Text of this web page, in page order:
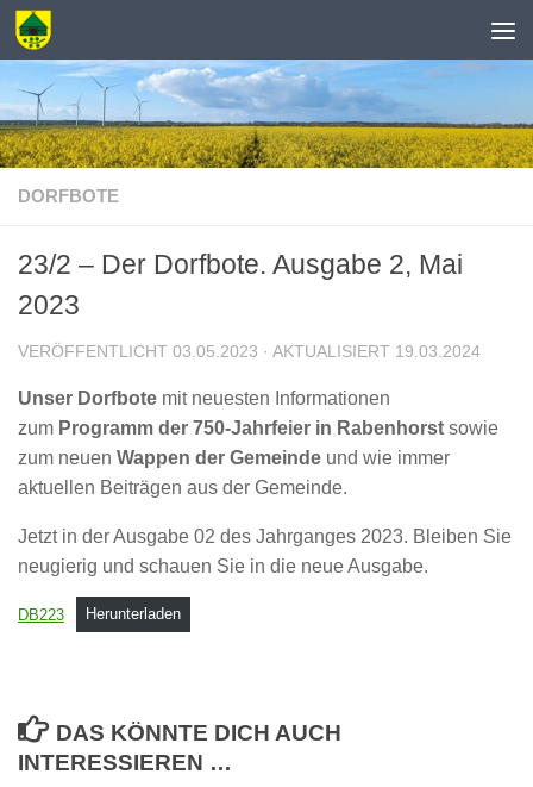
Zum Inhalt springen
DORFBOTE
23/2 – Der Dorfbote. Ausgabe 2, Mai
2023
VERÖFFENTLICHT 03.05.2023 · AKTUALISIERT 19.03.2024
Unser Dorfbote mit neuesten Informationen
zum Programm der 750-Jahrfeier in Rabenhorst sowie
zum neuen Wappen der Gemeinde und wie immer
aktuellen Beiträgen aus der Gemeinde.
Jetzt in der Ausgabe 02 des Jahrganges 2023. Bleiben Sie
neugierig und schauen Sie in die neue Ausgabe.
DB223 Herunterladen
DAS KÖNNTE DICH AUCH
INTERESSIEREN …